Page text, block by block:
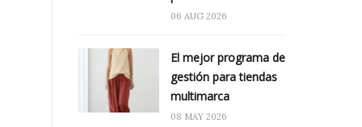
06 AUG 2026
El mejor programa de
gestión para tiendas
multimarca
08 MAY 2026